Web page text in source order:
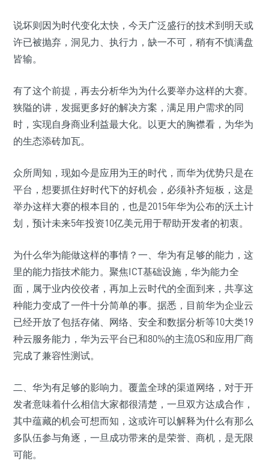
说坏则因为时代变化太快，今天广泛盛行的技术到明天或
许已被抛弃，洞见力、执行力，缺一不可，稍有不慎满盘
皆输。
有了这个前提，再去分析华为为什么要举办这样的大赛。
狭隘的讲，发掘更多好的解决方案，满足用户需求的同
时，实现自身商业利益最大化。以更大的胸襟看，为华为
的生态添砖加瓦。
众所周知，现如今是应用为王的时代，而华为优势只是在
平台，想要抓住好时代下的好机会，必须补齐短板，这是
举办这样大赛的根本目的，也是2015年华为公布的沃土计
划，预计未来5年投资10亿美元用于帮助开发者的初衷。
为什么华为能做这样的事情？一、华为有足够的能力，这
里的能力指技术能力。聚焦ICT基础设施，华为能力全
面，属于业内佼佼者，再加上云时代的全面到来，共享这
种能力变成了一件十分简单的事。据悉，目前华为企业云
已经开放了包括存储、网络、安全和数据分析等10大类19
种云服务能力，华为云平台已和80%的主流OS和应用厂商
完成了兼容性测试。
二、华为有足够的影响力。覆盖全球的渠道网络，对于开
发者意味着什么相信大家都很清楚，一旦双方达成合作，
其中蕴藏的机会可想而知，这或许可以解释为什么有那么
多队伍参与角逐，一旦成功带来的是荣誉、商机，是无限
可能。